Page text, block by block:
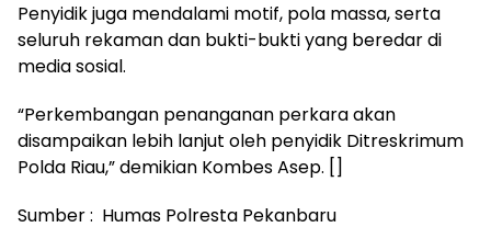
Penyidik juga mendalami motif, pola massa, serta
seluruh rekaman dan bukti-bukti yang beredar di
media sosial.
“Perkembangan penanganan perkara akan
disampaikan lebih lanjut oleh penyidik Ditreskrimum
Polda Riau,” demikian Kombes Asep. []
Sumber : Humas Polresta Pekanbaru